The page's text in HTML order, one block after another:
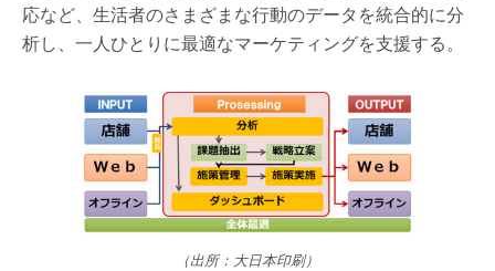
応など、生活者のさまざまな行動のデータを統合的に分
析し、一人ひとりに最適なマーケティングを支援する。
（出所：大日本印刷）